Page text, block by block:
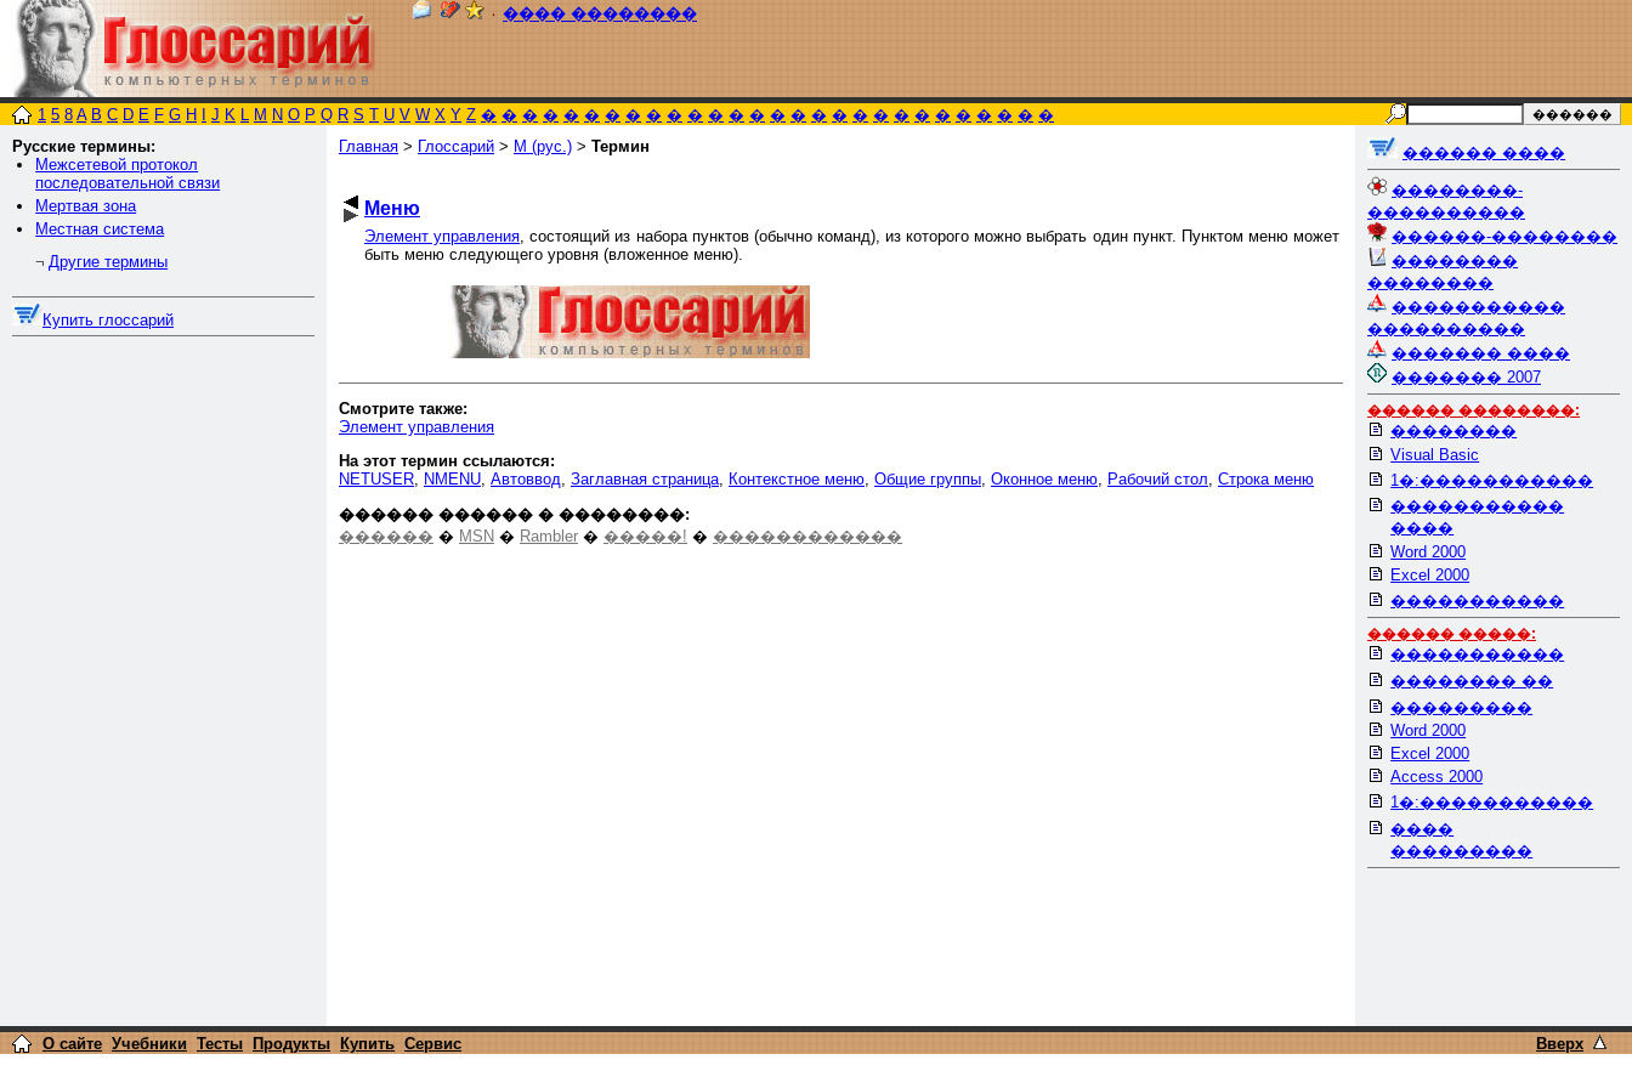
٠ ���� ��������
1 5 8 A B C D E F G H J K L M N O P Q R S T U V W X Y Z � � � � � � � � � � � � � � � � � � � � � � � � � � � �
Русские термины:
Межсетевой протокол
последовательной связи
Мертвая зона
Местная система
¬ Другие термины
Купить глоссарий
Главная > Глоссарий > М (рус.) > Термин
Меню
Элемент управления, состоящий из набора пунктов (обычно команд), из которого можно выбрать один пункт. Пунктом меню может
быть меню следующего уровня (вложенное меню).
Смотрите также:
Элемент управления
На этот термин ссылаются:
NETUSER NMENU Автоввод Заглавная страница Контекстное меню Общие группы Оконное меню Рабочий стол Строка меню
������ ������ � ��������:
������ � MSN � Rambler � �����! � ������������
������ ����
��������-
����������
������-��������
��������
��������
�����������
����������
������� ����
������� 2007
������ ��������:
��������
Visual Basic
1�:�����������
�����������
����
Word 2000
Excel 2000
�����������
������ �����:
�����������
�������� ��
���������
Word 2000
Excel 2000
Access 2000
1�:�����������
����
���������
О сайте Учебники Тесты Продукты Купить Сервис Вверх